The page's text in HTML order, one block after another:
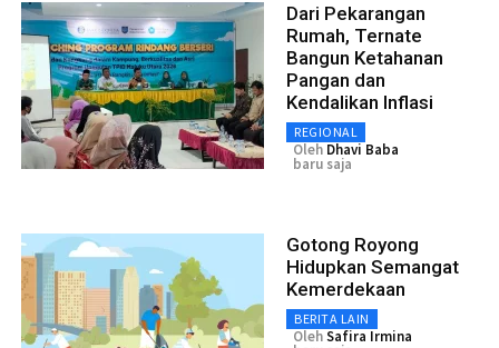
Dari Pekarangan
Rumah, Ternate
Bangun Ketahanan
Pangan dan
Kendalikan Inflasi
REGIONAL
Oleh Dhavi Baba
baru saja
Gotong Royong
Hidupkan Semangat
Kemerdekaan
BERITA LAIN
OlehSafira Irmina